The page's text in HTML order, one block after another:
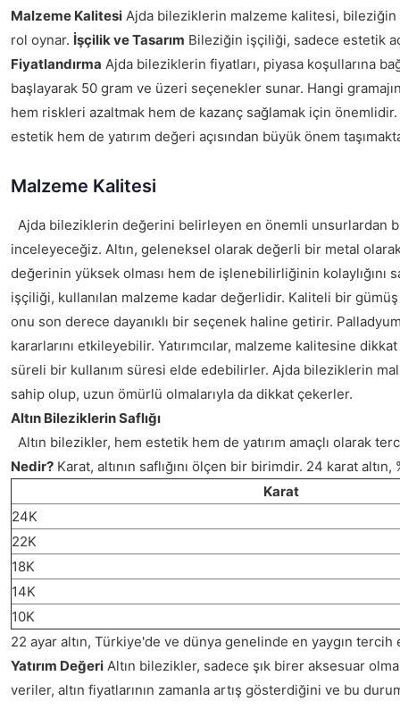
Malzeme Kalitesi Ajda bileziklerin malzeme kalitesi, bileziğin
rol oynar. İşçilik ve Tasarım Bileziğin işçiliği, sadece estetik
Fiyatlandırma Ajda bileziklerin fiyatları, piyasa koşullarına
başlayarak 50 gram ve üzeri seçenekler sunar. Hangi
hem riskleri azaltmak hem de kazanç sağlamak için
estetik hem de yatırım değeri açısından büyük önem
Malzeme Kalitesi
Ajda bileziklerin değerini belirleyen en önemli unsurlardan
inceleyeceğiz. Altın, geleneksel olarak değerli bir metal
değerinin yüksek olması hem de işlenebilirliğinin kolaylığını
işçiliği, kullanılan malzeme kadar değerlidir. Kaliteli bir
onu son derece dayanıklı bir seçenek haline getirir.
kararlarını etkileyebilir. Yatırımcılar, malzeme kalitesine
süreli bir kullanım süresi elde edebilirler. Ajda bileziklerin
sahip olup, uzun ömürlü olmalarıyla da dikkat çekerler.
Altın Bileziklerin Saflığı
Altın bilezikler, hem estetik hem de yatırım amaçlı olarak
Nedir? Karat, altının saflığını ölçen bir birimdir. 24 karat
Karat
24K
22K
18K
14K
10K
22 ayar altın, Türkiye'de ve dünya genelinde en yaygın
Yatırım Değeri Altın bilezikler, sadece şık birer aksesuar
veriler, altın fiyatlarının zamanla artış gösterdiğini ve bu